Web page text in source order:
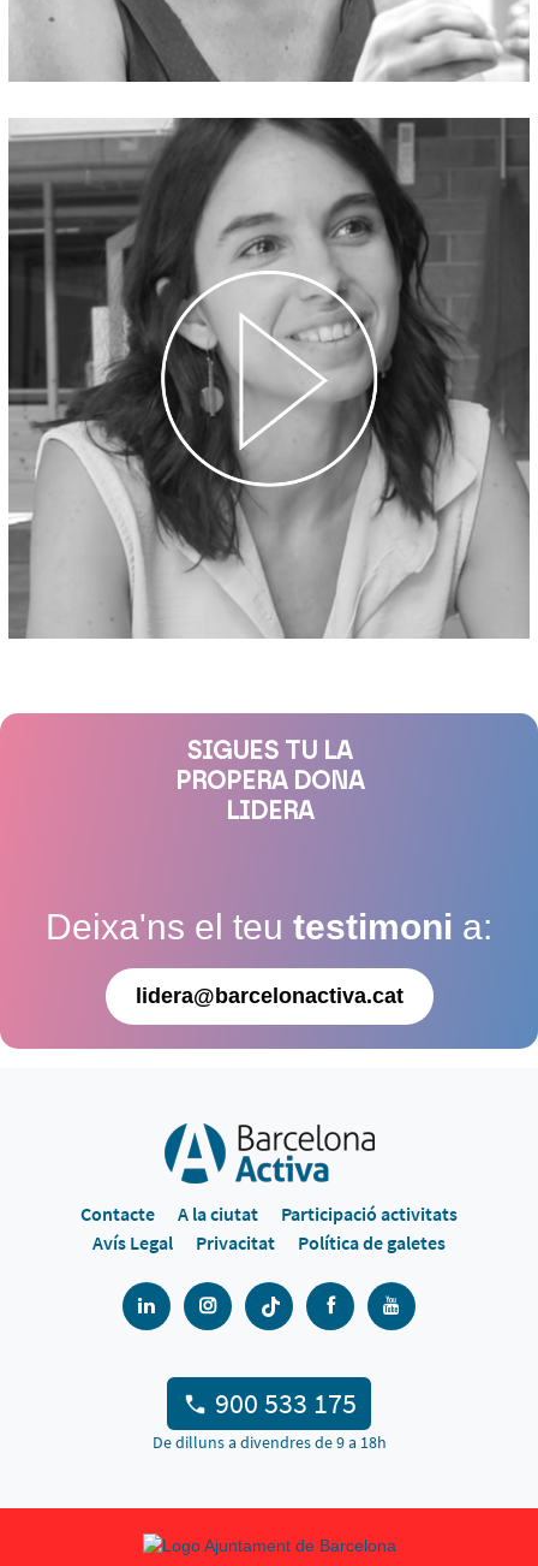
SIGUES TU LA
PROPERA DONA
LIDERA
Deixa'ns el teu testimoni a:
lidera@barcelonactiva.cat
Contacte A la ciutat
Participació activitats
Avís Legal
Privacitat Política de galetes
900 533 175
De dilluns a divendres de 9 a 18h